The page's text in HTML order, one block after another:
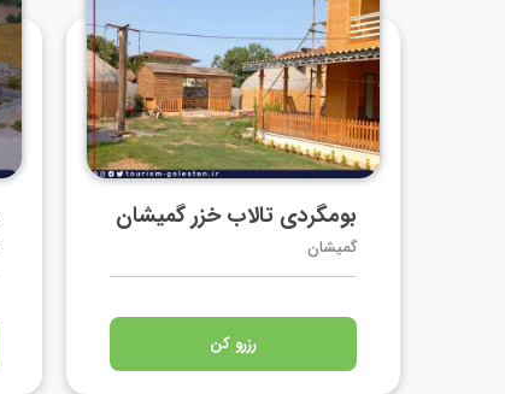
بومگردی تالاب خزر گمیشان
گمیشان
رزرو کن